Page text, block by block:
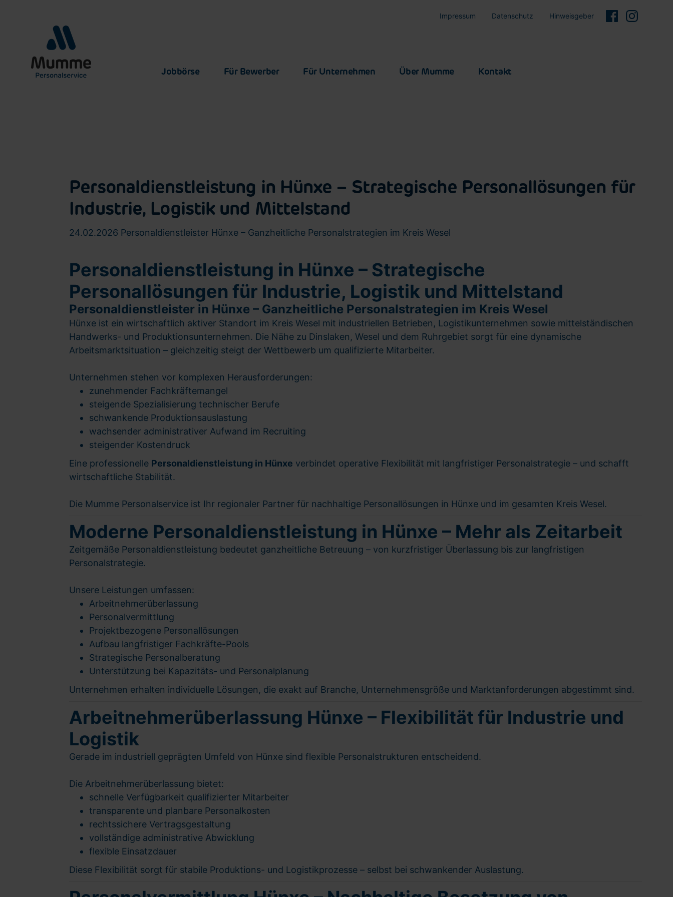
Impressum Datenschutz Hinweisgeber
Jobbörse Für Bewerber Für Unternehmen Über Mumme Kontakt
Personaldienstleistung in Hünxe – Strategische Personallösungen für
Industrie, Logistik und Mittelstand
24.02.2026 Personaldienstleister Hünxe – Ganzheitliche Personalstrategien im Kreis Wesel
Personaldienstleistung in Hünxe – Strategische
Personallösungen für Industrie, Logistik und Mittelstand
Personaldienstleister in Hünxe – Ganzheitliche Personalstrategien im Kreis Wesel
Hünxe ist ein wirtschaftlich aktiver Standort im Kreis Wesel mit industriellen Betrieben, Logistikunternehmen sowie mittelständischen
Handwerks- und Produktionsunternehmen. Die Nähe zu Dinslaken, Wesel und dem Ruhrgebiet sorgt für eine dynamische
Arbeitsmarktsituation – gleichzeitig steigt der Wettbewerb um qualifizierte Mitarbeiter.
Unternehmen stehen vor komplexen Herausforderungen:
zunehmender Fachkräftemangel
steigende Spezialisierung technischer Berufe
schwankende Produktionsauslastung
wachsender administrativer Aufwand im Recruiting
steigender Kostendruck
Eine professionelle Personaldienstleistung in Hünxe verbindet operative Flexibilität mit langfristiger Personalstrategie – und schafft
wirtschaftliche Stabilität.
Die Mumme Personalservice ist Ihr regionaler Partner für nachhaltige Personallösungen in Hünxe und im gesamten Kreis Wesel.
Moderne Personaldienstleistung in Hünxe – Mehr als Zeitarbeit
Zeitgemäße Personaldienstleistung bedeutet ganzheitliche Betreuung – von kurzfristiger Überlassung bis zur langfristigen
Personalstrategie.
Unsere Leistungen umfassen:
Arbeitnehmerüberlassung
Personalvermittlung
Projektbezogene Personallösungen
Aufbau langfristiger Fachkräfte-Pools
Strategische Personalberatung
Unterstützung bei Kapazitäts- und Personalplanung
Unternehmen erhalten individuelle Lösungen, die exakt auf Branche, Unternehmensgröße und Marktanforderungen abgestimmt sind.
Arbeitnehmerüberlassung Hünxe – Flexibilität für Industrie und
Logistik
Gerade im industriell geprägten Umfeld von Hünxe sind flexible Personalstrukturen entscheidend.
Die Arbeitnehmerüberlassung bietet:
schnelle Verfügbarkeit qualifizierter Mitarbeiter
transparente und planbare Personalkosten
rechtssichere Vertragsgestaltung
vollständige administrative Abwicklung
flexible Einsatzdauer
Diese Flexibilität sorgt für stabile Produktions- und Logistikprozesse – selbst bei schwankender Auslastung.